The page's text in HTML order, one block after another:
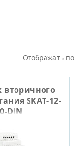
Отображать по:
вторичного
SKAT-12-
DIN